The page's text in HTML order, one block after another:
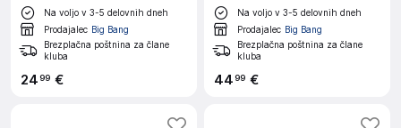
Na voljo v 3-5 delovnih dneh
Prodajalec Big Bang
Brezplačna poštnina za člane
kluba
2499 €
Na voljo v 3-5 delovnih dneh
Prodajalec Big Bang
Brezplačna poštnina za člane
kluba
4499 €